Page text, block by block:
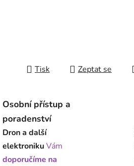
Tisk Zeptat se
Osobní přístup a
poradenství
Dron a další
elektronikuVám
doporučíme na